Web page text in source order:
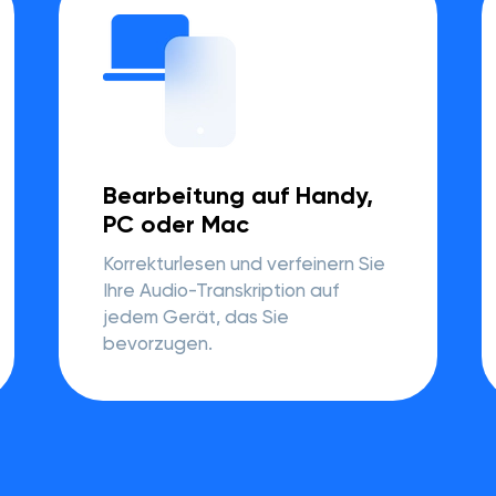
Bearbeitung auf Handy,
PC oder Mac
Korrekturlesen und verfeinern Sie
Ihre Audio-Transkription auf
jedem Gerät, das Sie
bevorzugen.